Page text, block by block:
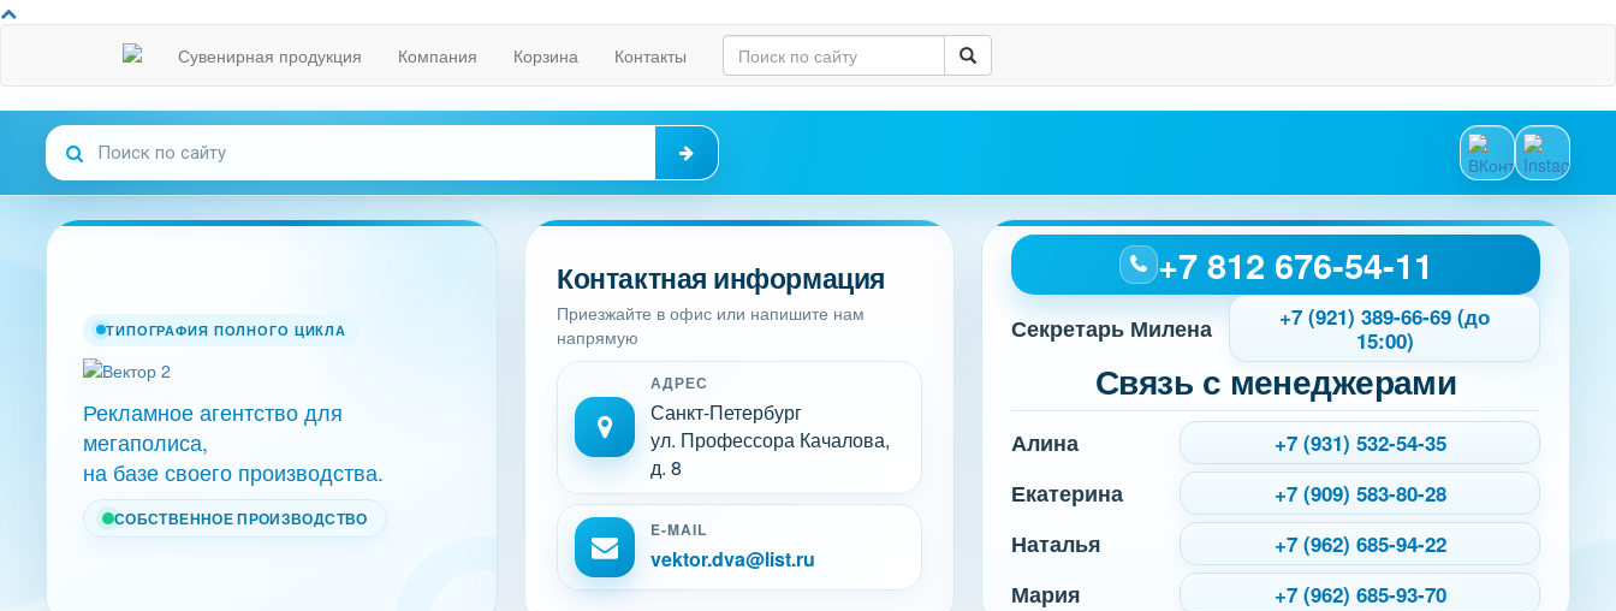
Сувенирная продукция Компания Корзина Контакты
ТИПОГРАФИЯ ПОЛНОГО ЦИКЛА
Рекламное агентство для
мегаполиса,
на базе своего производства.
СОБСТВЕННОЕ ПРОИЗВОДСТВО
Контактная информация
Приезжайте в офис или напишите нам
напрямую
АДРЕС
Санкт-Петербург
ул. Профессора Качалова,
д. 8
E-MAIL
vektor.dva@list.ru
+7 812 676-54-11
Секретарь Милена
+7 (921) 389-66-69 (до
15:00)
Связь с менеджерами
Алина +7 (931) 532-54-35
Екатерина +7 (909) 583-80-28
Наталья +7 (962) 685-94-22
Мария +7 (962) 685-93-70